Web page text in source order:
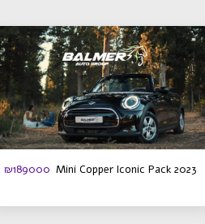
Mini Copper Iconic Pack 2023
₪189000